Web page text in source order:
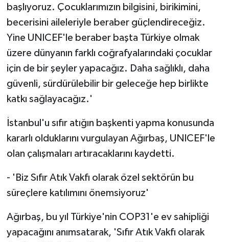
başlıyoruz. Çocuklarımızın bilgisini, birikimini,
becerisini aileleriyle beraber güçlendireceğiz.
Yine UNICEF'le beraber başta Türkiye olmak
üzere dünyanın farklı coğrafyalarındaki çocuklar
için de bir şeyler yapacağız. Daha sağlıklı, daha
güvenli, sürdürülebilir bir geleceğe hep birlikte
katkı sağlayacağız.'
İstanbul'u sıfır atığın başkenti yapma konusunda
kararlı olduklarını vurgulayan Ağırbaş, UNICEF'le
olan çalışmaları artıracaklarını kaydetti.
- 'Biz Sıfır Atık Vakfı olarak özel sektörün bu
süreçlere katılımını önemsiyoruz'
Ağırbaş, bu yıl Türkiye'nin COP31'e ev sahipliği
yapacağını anımsatarak, 'Sıfır Atık Vakfı olarak